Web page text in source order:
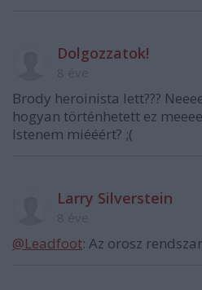
Dolgozzatok!
Brody heroinista lett???
hogyan történhetett ez
Istenem miééért? ;(
Larry Silverstein
@Leadfoot: Az orosz